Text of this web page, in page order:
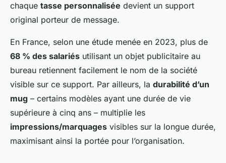
chaque tasse personnalisée devient un support
original porteur de message.
En France, selon une étude menée en 2023, plus de
68 % des salariés utilisant un objet publicitaire au
bureau retiennent facilement le nom de la société
visible sur ce support. Par ailleurs, la durabilité d’un
mug – certains modèles ayant une durée de vie
supérieure à cinq ans – multiplie les
impressions/marquages visibles sur la longue durée,
maximisant ainsi la portée pour l’organisation.